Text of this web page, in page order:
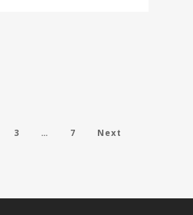
3 … 7 Next